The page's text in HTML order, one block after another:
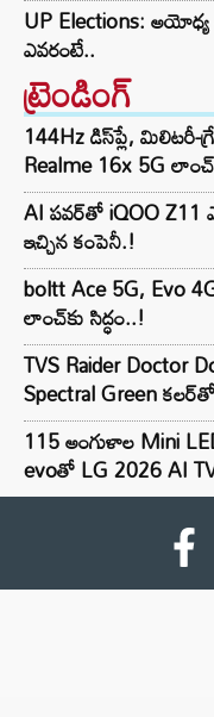
UP Elections:
ఎవరంటే..
ట్రెండింగ్‌
144Hz డిస్‌ప్లే, మిలిటరీ-
Realme 16x 5G
AI పవర్‌తో iQOO Z11
ఇచ్చిన కంపెనీ.!
boltt Ace 5G, Evo
లాంచ్‌కు సిద్ధం..!
TVS Raider Doctor
Spectral Green
115 అంగుళాల Mini
evoతో LG 2026 AI